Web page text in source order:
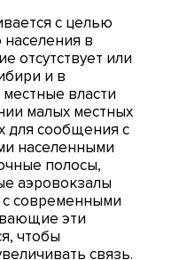
с целью
в
отсутствует или
и в
власти
малых местных
для сообщения с
населенными
полосы,
аэровокзалы
с современными
эти
чтобы
связь.